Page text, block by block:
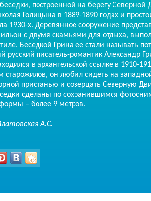
построенной на берегу
Голицына в 1889-1890 годах и
1930-х. Деревянное сооружение
с двумя скамьями для отдыха,
Беседкой Грина ее стали называть
русский писатель-романтик Александр
в архангельской ссылке в 1910-
старожилов, он любил сидеть на
пристанью и созерцать Северную
сделаны по сохранившимся
формы – более 9 метров.
А.С.